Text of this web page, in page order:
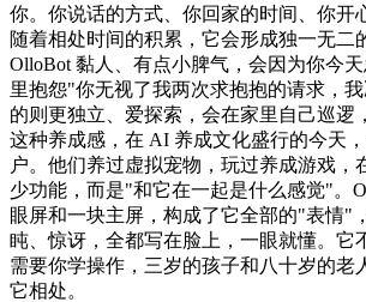
你。你说话的方式、你回家的时间、你开
随着相处时间的积累，它会形成独一无二
OlloBot 黏人、有点小脾气，会因为你今
里抱怨"你无视了我两次求抱抱的请求，
的则更独立、爱探索，会在家里自己巡逻
这种养成感，在 AI 养成文化盛行的今天
户。他们养过虚拟宠物，玩过养成游戏，
少功能，而是"和它在一起是什么感觉"。
眼屏和一块主屏，构成了它全部的"表情"
盹、惊讶，全都写在脸上，一眼就懂。它
需要你学操作，三岁的孩子和八十岁的老
它相处。